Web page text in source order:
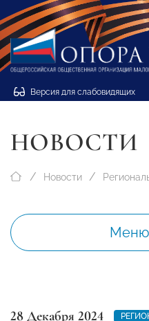
Версия для слабовидящих
НОВОСТИ
Новости
Меню
28 Декабря 2024